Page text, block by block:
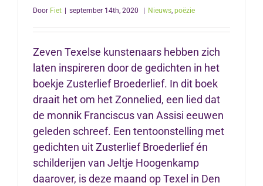
Door Fiet september 14th, 2020 Nieuws, poëzie
Zeven Texelse kunstenaars hebben zich
laten inspireren door de gedichten in het
boekje Zusterlief Broederlief. In dit boek
draait het om het Zonnelied, een lied dat
de monnik Franciscus van Assisi eeuwen
geleden schreef. Een tentoonstelling met
gedichten uit Zusterlief Broederlief én
schilderijen van Jeltje Hoogenkamp
daarover, is deze maand op Texel in Den